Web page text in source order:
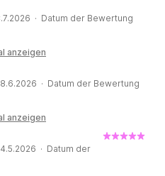
· Datum der Bewertung
anzeigen
· Datum der Bewertung
anzeigen
· Datum der